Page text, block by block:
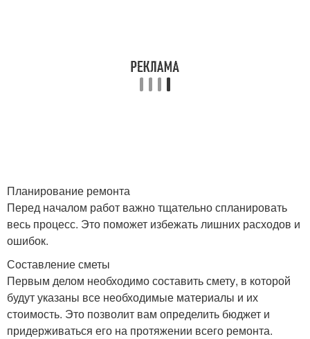
Планирование ремонта
Перед началом работ важно тщательно спланировать
весь процесс. Это поможет избежать лишних расходов и
ошибок.
Составление сметы
Первым делом необходимо составить смету, в которой
будут указаны все необходимые материалы и их
стоимость. Это позволит вам определить бюджет и
придерживаться его на протяжении всего ремонта.